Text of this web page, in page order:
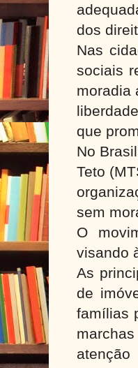
dos
Nas
sociais
moradia
que
No
Teto
sem
O
visando
As
de
famílias